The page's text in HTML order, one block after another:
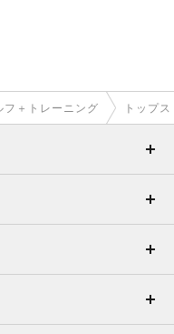
フ＋トレーニング トップス